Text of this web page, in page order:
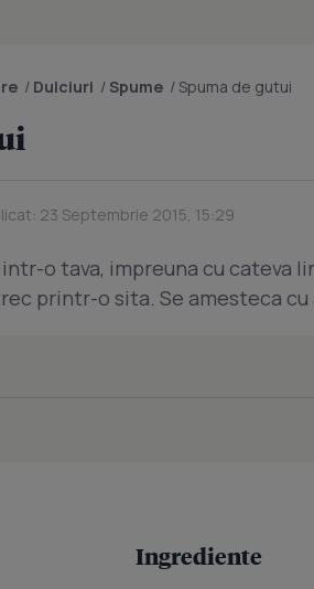
/ Dulciuri / Spume /Spuma de gutui
23 Septembrie 2015, 15:29
o tava, impreuna cu cateva
printr-o sita. Se amesteca cu
Ingrediente